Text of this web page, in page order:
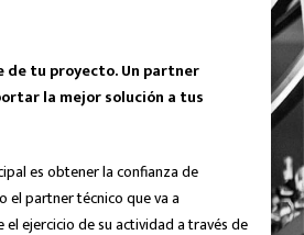
de tu proyecto. Un partner
la mejor solución a tus
es obtener la confianza de
el partner técnico que va a
ejercicio de su actividad a través de